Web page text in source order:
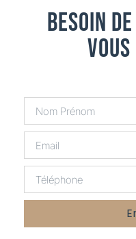
Besoin